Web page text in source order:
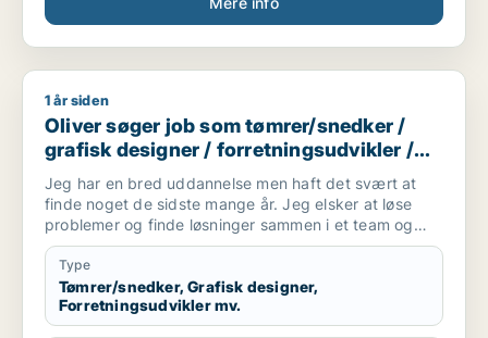
Oliver søger job som tømrer/snedker / grafisk designer /
1 år siden
Oliver søger job som tømrer/snedker /
grafisk designer / forretningsudvikler /
kreativ medarbejder / driftsleder
Jeg har en bred uddannelse men haft det svært at
finde noget de sidste mange år. Jeg elsker at løse
problemer og finde løsninger sammen i et team og
alene.
Jeg er akademisk men også hands on (ingeniør og
snedker). Jeg har laved forskellige tømre arbejde
privat, arbejder forskellige produktions virksomheder,
kan bruge mine hænder, læse og laver tekniske
Type
Tømrer/snedker, Grafisk designer,
Forretningsudvikler mv.